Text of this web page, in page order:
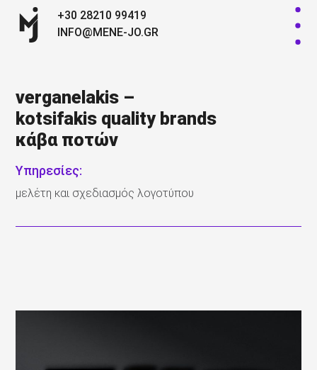
+30 28210 99419
INFO@MENE-JO.GR
verganelakis –
kotsifakis quality brands
κάβα ποτών
Υπηρεσίες:
μελέτη και σχεδιασμός λογοτύπου